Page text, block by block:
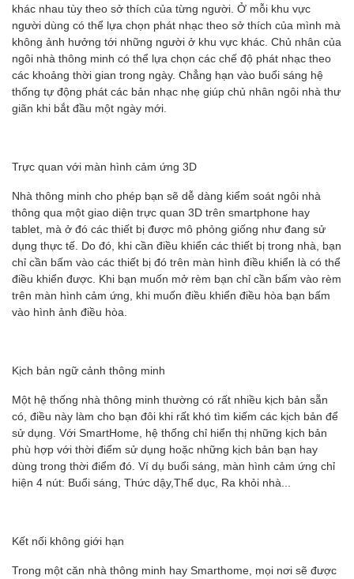
khác nhau tùy theo sở thích của từng người. Ở mỗi khu vực
người dùng có thể lựa chọn phát nhạc theo sở thích của mình mà
không ảnh hưởng tới những người ở khu vực khác. Chủ nhân của
ngôi nhà thông minh có thể lựa chọn các chế độ phát nhạc theo
các khoảng thời gian trong ngày. Chẳng hạn vào buổi sáng hệ
thống tự động phát các bản nhạc nhẹ giúp chủ nhân ngôi nhà thư
giãn khi bắt đầu một ngày mới.
Trực quan với màn hình cảm ứng 3D
Nhà thông minh cho phép bạn sẽ dễ dàng kiểm soát ngôi nhà
thông qua một giao diện trực quan 3D trên smartphone hay
tablet, mà ở đó các thiết bị được mô phỏng giống như đang sử
dụng thực tế. Do đó, khi cần điều khiển các thiết bị trong nhà, bạn
chỉ cần bấm vào các thiết bị đó trên màn hình điều khiển là có thể
điều khiển được. Khi bạn muốn mở rèm bạn chỉ cần bấm vào rèm
trên màn hình cảm ứng, khi muốn điều khiển điều hòa bạn bấm
vào hình ảnh điều hòa.
Kịch bản ngữ cảnh thông minh
Một hệ thống nhà thông minh thường có rất nhiều kịch bản sẵn
có, điều này làm cho bạn đôi khi rất khó tìm kiếm các kịch bản để
sử dụng. Với SmartHome, hệ thống chỉ hiển thị những kịch bản
phù hợp với thời điểm sử dụng hoặc những kịch bản bạn hay
dùng trong thời điểm đó. Ví dụ buổi sáng, màn hình cảm ứng chỉ
hiện 4 nút: Buổi sáng, Thức dậy,Thể dục, Ra khỏi nhà...
Kết nối không giới hạn
Trong một căn nhà thông minh hay Smarthome, mọi nơi sẽ được